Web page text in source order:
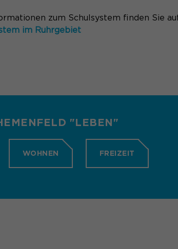
zum Schulsystem finden Sie
im Ruhrgebiet
"LEBEN"
WOHNEN FREIZEIT